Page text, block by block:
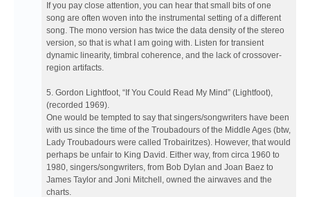
If you pay close attention, you can hear that small bits of one
song are often woven into the instrumental setting of a different
song. The mono version has twice the data density of the stereo
version, so that is what I am going with. Listen for transient
dynamic linearity, timbral coherence, and the lack of crossover-
region artifacts.
5. Gordon Lightfoot, “If You Could Read My Mind” (Lightfoot),
(recorded 1969).
One would be tempted to say that singers/songwriters have been
with us since the time of the Troubadours of the Middle Ages (btw,
Lady Troubadours were called Trobairitzes). However, that would
perhaps be unfair to King David. Either way, from circa 1960 to
1980, singers/songwriters, from Bob Dylan and Joan Baez to
James Taylor and Joni Mitchell, owned the airwaves and the
charts.